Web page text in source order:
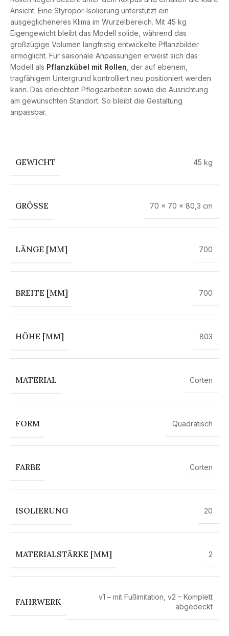
Ansicht. Eine Styropor-Isolierung unterstützt ein
ausgeglicheneres Klima im Wurzelbereich. Mit 45 kg
Eigengewicht bleibt das Modell solide, während das
großzügige Volumen langfristig entwickelte Pflanzbilder
ermöglicht. Für saisonale Anpassungen erweist sich das
Modell als Pflanzkübel mit Rollen , der auf ebenem,
tragfähigem Untergrund kontrolliert neu positioniert werden
kann. Das erleichtert Pflegearbeiten sowie die Ausrichtung
am gewünschten Standort. So bleibt die Gestaltung
anpassbar.
GEWICHT 45 kg
GRÖSSE 70 × 70 × 80,3 cm
LÄNGE [MM] 700
BREITE [MM] 700
HÖHE [MM] 803
MATERIAL Corten
FORM Quadratisch
FARBE Corten
ISOLIERUNG 20
MATERIALSTÄRKE [MM] 2
FAHRWERK v1 – mit Fußimitation v2 – Komplett
abgedeckt